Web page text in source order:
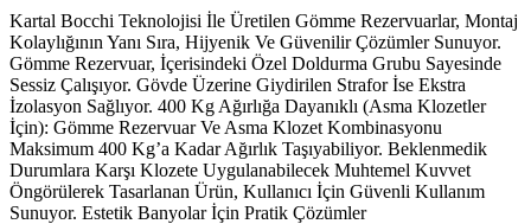
Kartal Bocchi Teknolojisi İle Üretilen Gömme Rezervuarlar, Montaj
Kolaylığının Yanı Sıra, Hijyenik Ve Güvenilir Çözümler Sunuyor.
Gömme Rezervuar, İçerisindeki Özel Doldurma Grubu Sayesinde
Sessiz Çalışıyor. Gövde Üzerine Giydirilen Strafor İse Ekstra
İzolasyon Sağlıyor. 400 Kg Ağırlığa Dayanıklı (Asma Klozetler
İçin): Gömme Rezervuar Ve Asma Klozet Kombinasyonu
Maksimum 400 Kg’a Kadar Ağırlık Taşıyabiliyor. Beklenmedik
Durumlara Karşı Klozete Uygulanabilecek Muhtemel Kuvvet
Öngörülerek Tasarlanan Ürün, Kullanıcı İçin Güvenli Kullanım
Sunuyor. Estetik Banyolar İçin Pratik Çözümler